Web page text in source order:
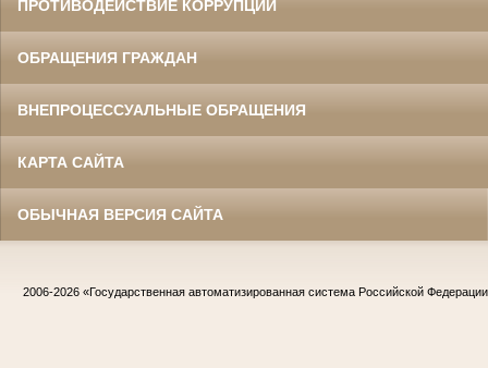
ПРОТИВОДЕЙСТВИЕ КОРРУПЦИИ
ОБРАЩЕНИЯ ГРАЖДАН
ВНЕПРОЦЕССУАЛЬНЫЕ ОБРАЩЕНИЯ
КАРТА САЙТА
ОБЫЧНАЯ ВЕРСИЯ САЙТА
2006-2026 «Государственная автоматизированная система Российской